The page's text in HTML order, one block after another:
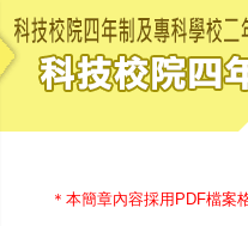
＊本簡章內容採用PDF檔案